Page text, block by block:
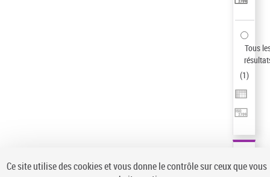
Tous
(1)
Ce site utilise des cookies et vous donne le contrôle sur ceux que vous